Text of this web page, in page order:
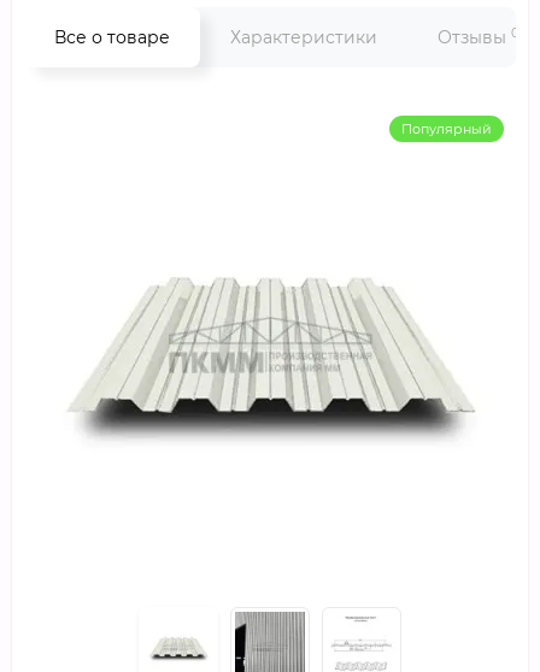
Все о товаре Характеристики Отзывы 0
Популярный